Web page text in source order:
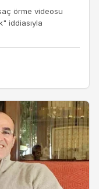
örme videosu
iddiasıyla